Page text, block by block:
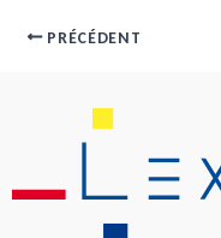
PRÉCÉDENT